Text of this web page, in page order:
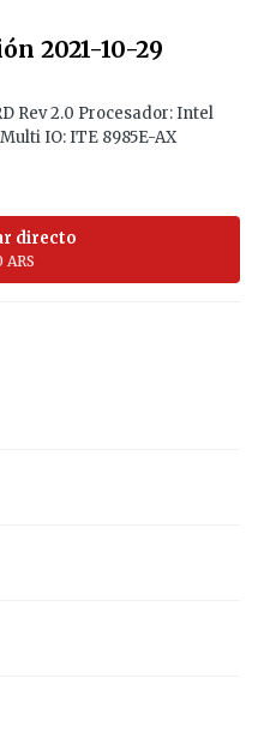
2021-10-29
Rev 2.0 Procesador: Intel
IO: ITE 8985E-AX
directo
ARS